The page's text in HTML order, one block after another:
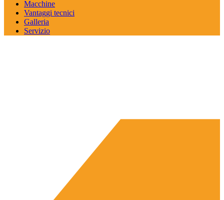
Macchine
Vantaggi tecnici
Galleria
Servizio